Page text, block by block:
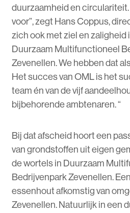
duurzaamheid en
voor”, zegt Hans Coppus,
zich ook met ziel en zaligheid
Duurzaam Multifunctioneel
Zevenellen. We hebben dat
Het succes van OML is het
team én van de vijf
bijbehorende ambtenaren. “
Bij dat afscheid hoort een
van grondstoffen uit eigen
de wortels in Duurzaam
Bedrijvenpark Zevenellen.
essenhout afkomstig van
Zevenellen. Natuurlijk in een